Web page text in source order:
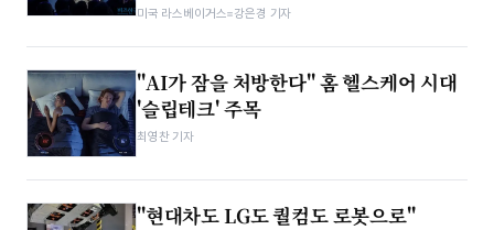
미국 라스베이거스=강은경 기자
"AI가 잠을 처방한다" 홈 헬스케어 시대
'슬립테크' 주목
최영찬 기자
"현대차도 LG도 퀄컴도 로봇으로"